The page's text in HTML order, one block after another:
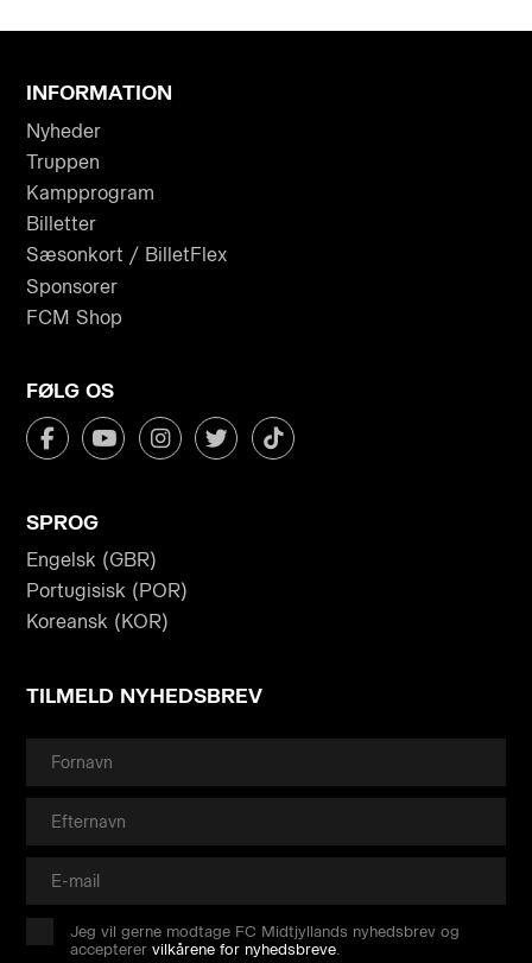
INFORMATION
Nyheder
Truppen
Kampprogram
Billetter
Sæsonkort / BilletFlex
Sponsorer
FCM Shop
FØLG OS
SPROG
Engelsk (GBR)
Portugisisk (POR)
Koreansk (KOR)
TILMELD NYHEDSBREV
Jeg vil gerne modtage FC Midtjyllands nyhedsbrev og
accepterervilkårene for nyhedsbreve